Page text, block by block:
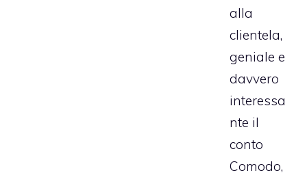
alla
clientela,
geniale e
davvero
interessa
nte il
conto
Comodo,